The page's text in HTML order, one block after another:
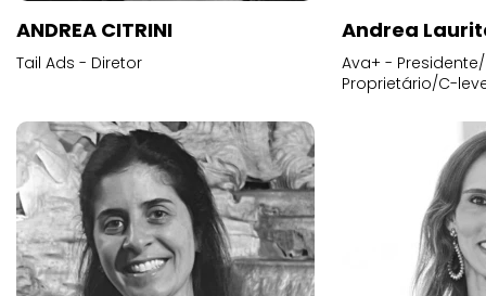
ANDREA CITRINI
Tail Ads - Diretor
Andrea
Ava+ -
Proprietário/C-